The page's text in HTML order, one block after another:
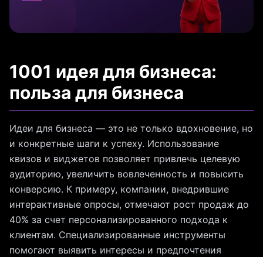
1001 идея для бизнеса:
польза для бизнеса
Идеи для бизнеса — это не только вдохновение, но
и конкретные шаги к успеху. Использование
квизов и виджетов позволяет привлечь целевую
аудиторию, увеличить вовлеченность и повысить
конверсию. К примеру, компании, внедрившие
интерактивные опросы, отмечают рост продаж до
40% за счет персонализированного подхода к
клиентам. Специализированные инструменты
помогают выявить интересы и предпочтения